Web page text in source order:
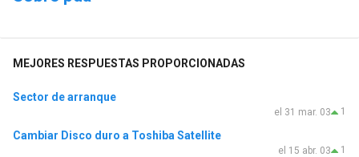
MEJORES RESPUESTAS PROPORCIONADAS
Sector de arranque
1
el 31 mar. 03
Cambiar Disco duro a Toshiba Satellite
1
el 15 abr. 03